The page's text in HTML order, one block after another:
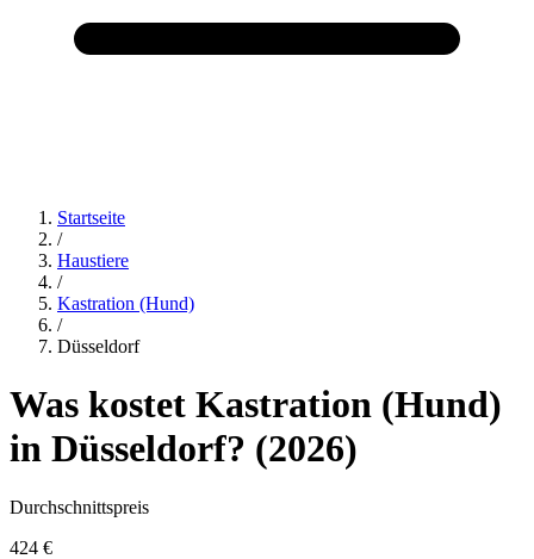
Startseite
/
Haustiere
/
Kastration (Hund)
/
Düsseldorf
Was kostet Kastration (Hund)
in Düsseldorf? (2026)
Durchschnittspreis
424 €